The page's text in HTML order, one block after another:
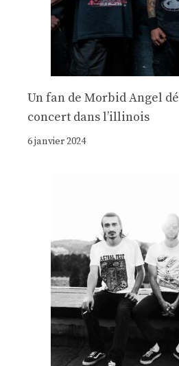
Un fan de Morbid Angel
concert dans l’illinois
6 janvier 2024